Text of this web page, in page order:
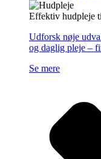
Effektiv hudpleje
Udforsk nøje
og daglig pleje –
Se mere